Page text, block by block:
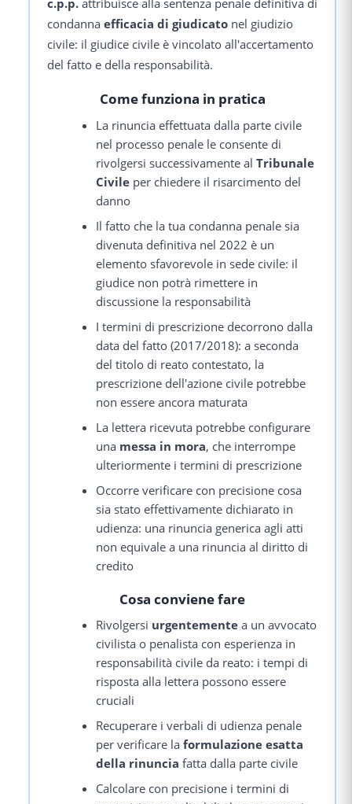
condanna efficacia di giudicato nel giudizio
civile: il giudice civile è vincolato all'accertamento
del fatto e della responsabilità.
Come funziona in pratica
La rinuncia effettuata dalla parte civile
nel processo penale le consente di
rivolgersi successivamente alTribunale
Civile per chiedere il risarcimento del
danno
Il fatto che la tua condanna penale sia
divenuta definitiva nel 2022 è un
elemento sfavorevole in sede civile: il
giudice non potrà rimettere in
discussione la responsabilità
I termini di prescrizione decorrono dalla
data del fatto (2017/2018): a seconda
del titolo di reato contestato, la
prescrizione dell'azione civile potrebbe
non essere ancora maturata
La lettera ricevuta potrebbe configurare
una messa in mora, che interrompe
ulteriormente i termini di prescrizione
Occorre verificare con precisione cosa
sia stato effettivamente dichiarato in
udienza: una rinuncia generica agli atti
non equivale a una rinuncia al diritto di
credito
Cosa conviene fare
Rivolgersi urgentemente a un avvocato
civilista o penalista con esperienza in
responsabilità civile da reato: i tempi di
risposta alla lettera possono essere
cruciali
Recuperare i verbali di udienza penale
per verificare laformulazione esatta
della rinuncia fatta dalla parte civile
Calcolare con precisione i termini di